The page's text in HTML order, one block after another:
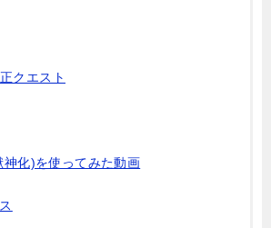
クエスト
神化)を使ってみた動画